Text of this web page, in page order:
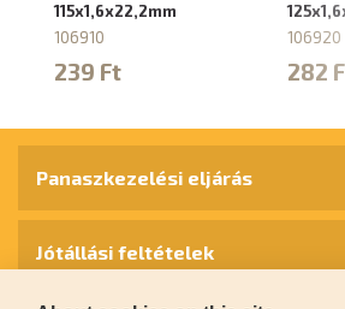
115x1,6x22,2mm
106910
239 Ft
106920
282
Panaszkezelési eljárás
Jótállási feltételek